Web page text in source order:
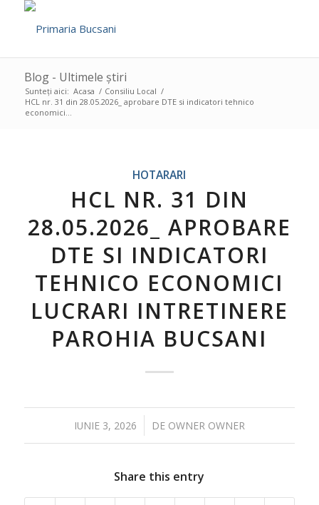
Blog - Ultimele știri
Sunteți aici: Acasa / Consiliu Local /
HCL nr. 31 din 28.05.2026_ aprobare DTE si indicatori tehnico
economici...
HOTARARI
HCL NR. 31 DIN
28.05.2026_ APROBARE
DTE SI INDICATORI
TEHNICO ECONOMICI
LUCRARI INTRETINERE
PAROHIA BUCSANI
IUNIE 3, 2026
/ DE OWNER OWNER
Share this entry